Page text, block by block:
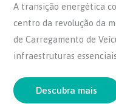
c
e
b
o
o
itt
er
at
s
A
p
p
A transição energética
centro da revolução da
de Carregamento de
infraestruturas
Descubra mais